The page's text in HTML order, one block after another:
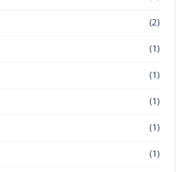
(2)
(1)
(1)
(1)
(1)
(1)